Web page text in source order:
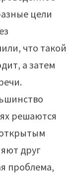
цели
что такой
а затем
решаются
друг
проблема,